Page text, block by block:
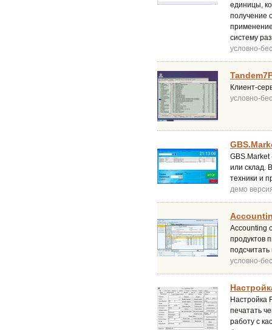
единицы,
получение
систему
условно-
Клиент-
условно-
или склад.
техники и
демо
Accounting
продуктов
подсчитать
условно-
Настройка
печатать
работу с